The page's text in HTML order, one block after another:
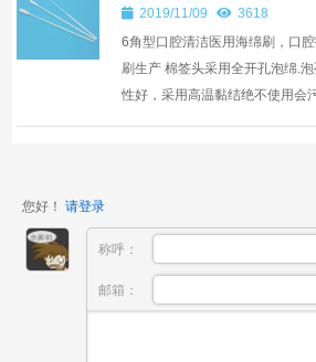
2019/11/09
3618
6角型口腔清洁医用海绵刷，口
刷生产 棉签头采用全开孔泡绵.
性好，采用高温黏结绝不使用会
您好！ 请登录
称呼：
邮箱：